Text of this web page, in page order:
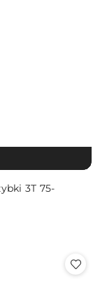
3T 75-